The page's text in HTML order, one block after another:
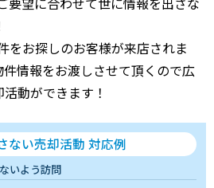
舞浜 9分 170.00㎡ 140万円 2021
安(千葉) 9分 35.00㎡ 51万円 2021
新浦安 14分 165.00㎡
安(千葉) 3分 240.00㎡ 2021
安(千葉) 9分 70.00㎡ 220万円 2021
をお探しのお客様が来店されま
情報をお渡しさせて頂くので広
動ができます！
ない売却活動 対応例
いよう訪問